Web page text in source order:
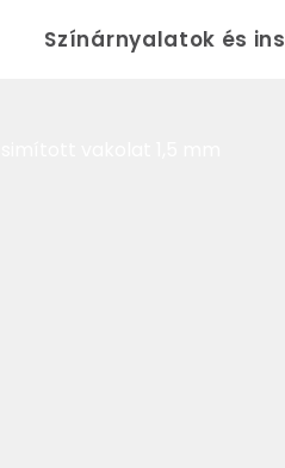
Színárnyalatok és